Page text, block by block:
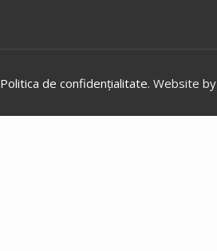
Politica de confidențialitate. Website by